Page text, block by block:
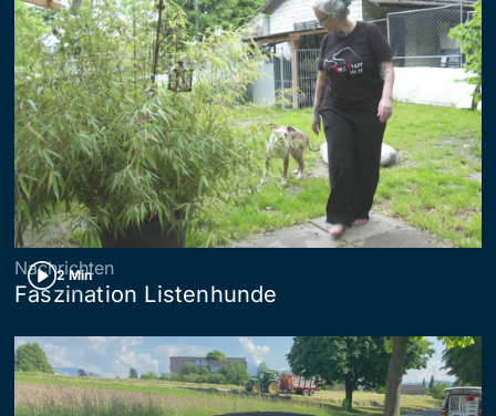
2 Min
Nachrichten
Faszination Listenhunde